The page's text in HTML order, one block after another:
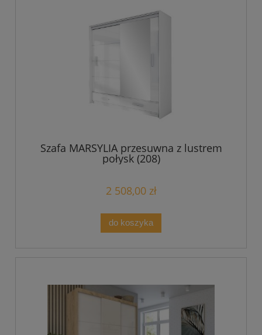
Szafa MARSYLIA przesuwna z lustrem
połysk (208)
2 508,00 zł
do koszyka